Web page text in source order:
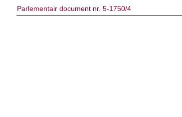
Parlementair document nr. 5-1750/4